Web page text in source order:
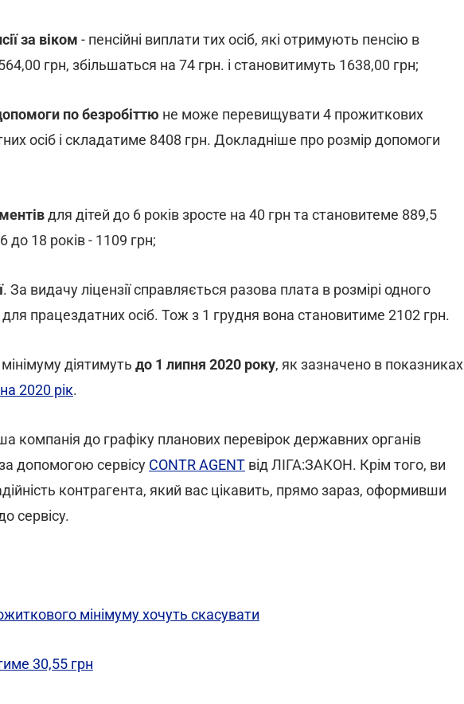
за віком - пенсійні виплати тих осіб, які отримують пенсію в
грн, збільшаться на 74 грн. і становитимуть 1638,00 грн;
по безробіттю не може перевищувати 4 прожиткових
осіб і складатиме 8408 грн. Докладніше про розмір допомоги
для дітей до 6 років зросте на 40 грн та становитеме 889,5
до 18 років - 1109 грн;
. За видачу ліцензії справляється разова плата в розмірі одного
працездатних осіб. Тож з 1 грудня вона становитиме 2102 грн.
діятимуть до 1 липня 2020 року, як зазначено в показниках
2020 рік.
компанія до графіку планових перевірок державних органів
допомогою сервісу CONTR AGENT від ЛІГА:ЗАКОН. Крім того, ви
контрагента, який вас цікавить, прямо зараз, оформивши
сервісу.
мінімуму хочуть скасувати
30,55 грн